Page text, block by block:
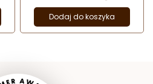
Dodaj do koszyka